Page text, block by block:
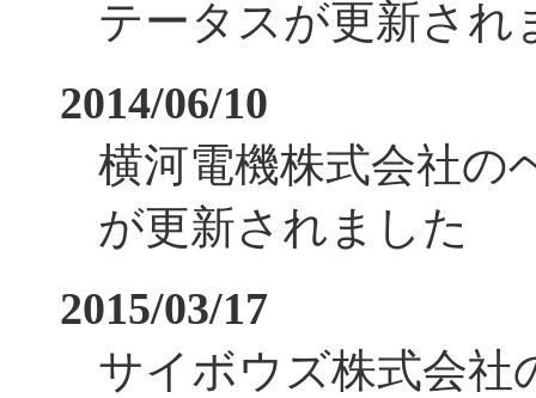
テータスが更新され
2014/06/10
横河電機株式会社の
が更新されました
2015/03/17
サイボウズ株式会社